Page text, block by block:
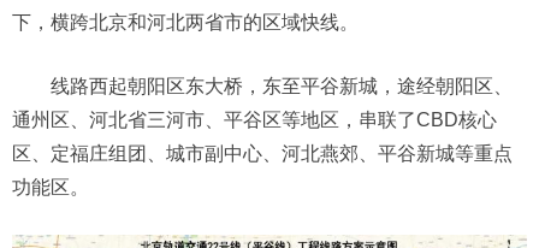
下，横跨北京和河北两省市的区域快线。
线路西起朝阳区东大桥，东至平谷新城，途经朝阳区、
通州区、河北省三河市、平谷区等地区，串联了CBD核心
区、定福庄组团、城市副中心、河北燕郊、平谷新城等重点
功能区。